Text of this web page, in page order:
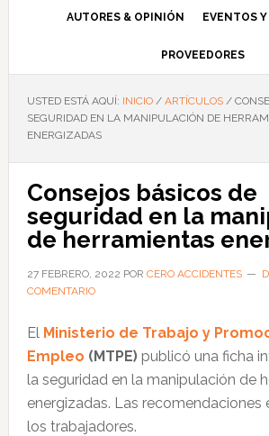
AUTORES & OPINIÓN EVENTOS
PROVEEDORES
USTED ESTÁ AQUÍ: INICIO / ARTÍCULOS /
SEGURIDAD EN LA MANIPULACIÓN DE
ENERGIZADAS
Consejos básicos de
seguridad en la
de herramientas
27 FEBRERO, 2022 POR CERO ACCIDENTES
COMENTARIO
El Ministerio de Trabajo y
Empleo (MTPE)publicó una ficha
la seguridad en la manipulación de
energizadas. Las recomendaciones
los trabajadores.